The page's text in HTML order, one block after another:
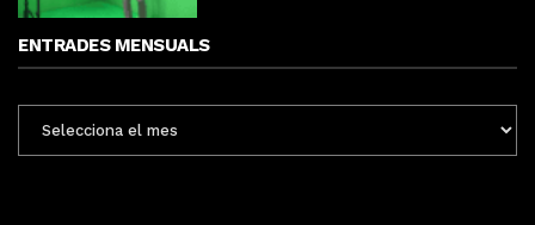
ENTRADES MENSUALS
MENSUALS